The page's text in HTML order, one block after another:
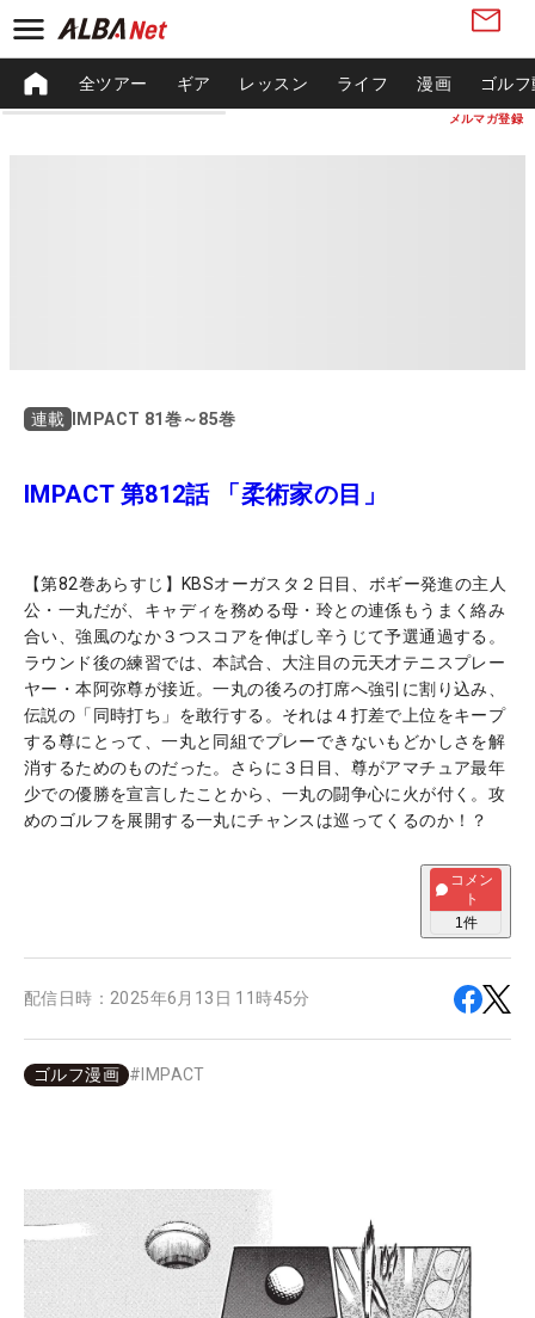
メルマガ登録
全ツアー ギア レッスン ライフ 漫画 ゴル
連載 IMPACT 81巻～85巻
IMPACT 第812話 「柔術家の目」
【第82巻あらすじ】KBSオーガスタ２日目、ボギー発進の主人
公・一丸だが、キャディを務める母・玲との連係もうまく絡み
合い、強風のなか３つスコアを伸ばし辛うじて予選通過する。
ラウンド後の練習では、本試合、大注目の元天才テニスプレー
ヤー・本阿弥尊が接近。一丸の後ろの打席へ強引に割り込み、
伝説の「同時打ち」を敢行する。それは４打差で上位をキープ
する尊にとって、一丸と同組でプレーできないもどかしさを解
消するためのものだった。さらに３日目、尊がアマチュア最年
少での優勝を宣言したことから、一丸の闘争心に火が付く。攻
めのゴルフを展開する一丸にチャンスは巡ってくるのか！？
コメン
ト
1件
配信日時： 2025年6月13日 11時45分
ゴルフ漫画 # IMPACT